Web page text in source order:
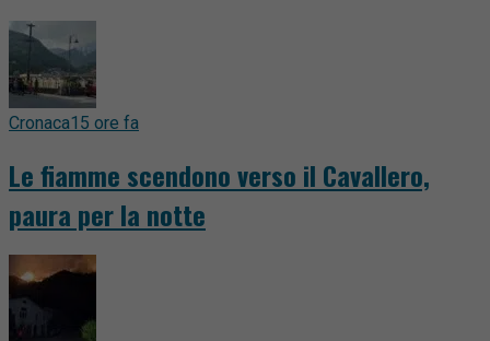
Cronaca15 ore fa
Le fiamme scendono verso il Cavallero,
paura per la notte